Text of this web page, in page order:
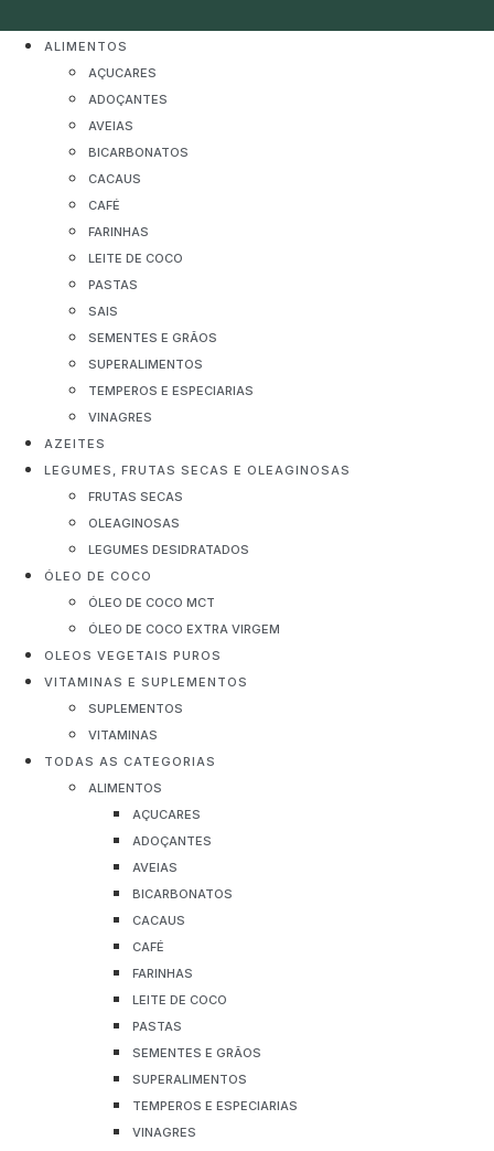
ALIMENTOS
AÇUCARES
ADOÇANTES
AVEIAS
BICARBONATOS
CACAUS
CAFÉ
FARINHAS
LEITE DE COCO
PASTAS
SAIS
SEMENTES E GRÃOS
SUPERALIMENTOS
TEMPEROS E ESPECIARIAS
VINAGRES
AZEITES
LEGUMES, FRUTAS SECAS E OLEAGINOSAS
FRUTAS SECAS
OLEAGINOSAS
LEGUMES DESIDRATADOS
ÓLEO DE COCO
ÓLEO DE COCO MCT
ÓLEO DE COCO EXTRA VIRGEM
OLEOS VEGETAIS PUROS
VITAMINAS E SUPLEMENTOS
SUPLEMENTOS
VITAMINAS
TODAS AS CATEGORIAS
ALIMENTOS
AÇUCARES
ADOÇANTES
AVEIAS
BICARBONATOS
CACAUS
CAFÉ
FARINHAS
LEITE DE COCO
PASTAS
SEMENTES E GRÃOS
SUPERALIMENTOS
TEMPEROS E ESPECIARIAS
VINAGRES